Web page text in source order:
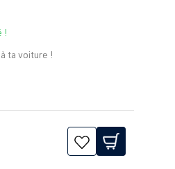
!
ta voiture !